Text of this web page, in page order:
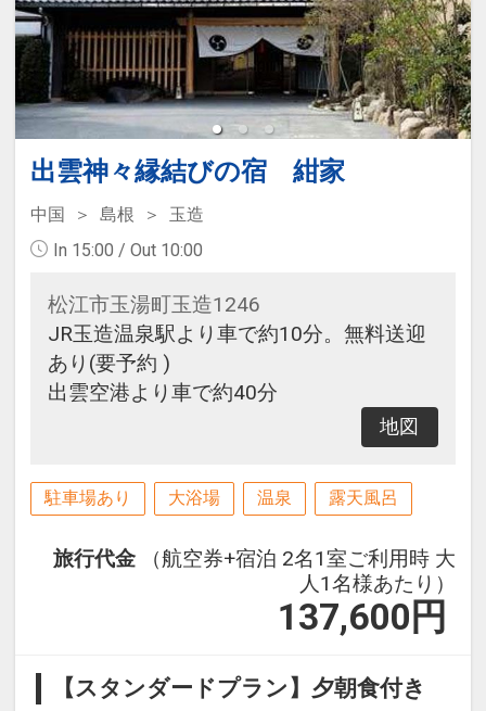
出雲神々縁結びの宿 紺家
中国 島根
玉造
In 15:00 / Out 10:00
松江市玉湯町玉造1246
JR玉造温泉駅より車で約10分。無料送迎
あり(要予約 )
出雲空港より車で約40分
地図
駐車場あり 大浴場 温泉 露天風呂
旅行代金
（航空券+宿泊 2名1室ご利用時 大
人1名様あたり）
137,600 円
【スタンダードプラン】夕朝食付き